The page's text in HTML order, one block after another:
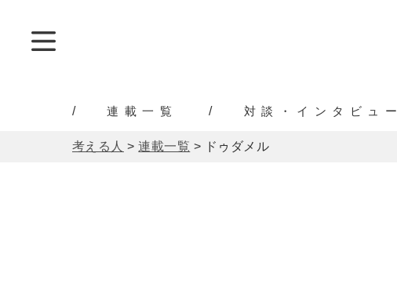
連載一覧 対談・インタビュー
考える人 >連載一覧 > ドゥダメル